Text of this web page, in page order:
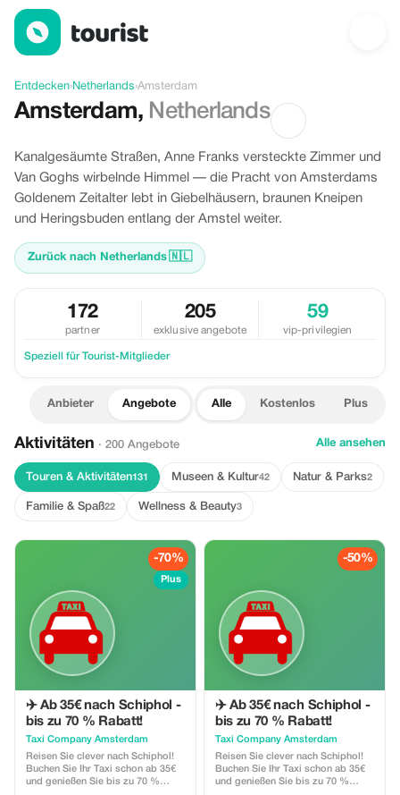
Angebote in Amsterdam, Netherlands
Entdecken›Netherlands›Amsterdam
Amsterdam, Netherlands
Kanalgesäumte Straßen, Anne Franks versteckte Zimmer und
Van Goghs wirbelnde Himmel — die Pracht von Amsterdams
Goldenem Zeitalter lebt in Giebelhäusern, braunen Kneipen
und Heringsbuden entlang der Amstel weiter.
Zurück nach Netherlands🇳🇱
172
partner
205
exklusive angebote
59
vip-privilegien
Speziell für Tourist-Mitglieder
Anbieter Angebote Alle Kostenlos Plus
Aktivitäten · 200 Angebote Alle ansehen
Touren & Aktivitäten131 Museen & Kultur42 Natur & Parks2
Familie & Spaß22 Wellness & Beauty3
-70%
Plus
✈️ Ab 35€ nach Schiphol -
bis zu 70 % Rabatt!
Taxi Company Amsterdam
Reisen Sie clever nach Schiphol!
Buchen Sie Ihr Taxi schon ab 35€
und genießen Sie bis zu 70 %
-50%
✈️ Ab 35€ nach Schiphol -
bis zu 70 % Rabatt!
Taxi Company Amsterdam
Reisen Sie clever nach Schiphol!
Buchen Sie Ihr Taxi schon ab 35€
und genießen Sie bis zu 70 %